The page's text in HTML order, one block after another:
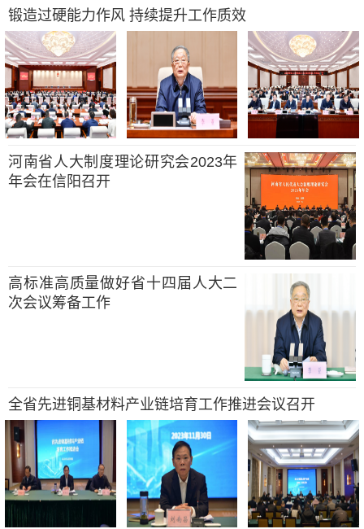
锻造过硬能力作风 持续提升工作质效
河南省人大制度理论研究会2023年
年会在信阳召开
高标准高质量做好省十四届人大二
次会议筹备工作
全省先进铜基材料产业链培育工作推进会议召开